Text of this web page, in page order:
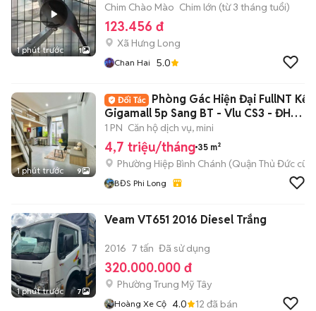
1 phút trước 1
Chim Chào Mào Chim lớn (từ 3 tháng tuổi)
123.456 đ
Xã Hưng Long
Chan Hai 5.0
1 phút trước 9
Phòng Gác Hiện Đại FullNT Kế
Gigamall 5p Sang BT - Vlu CS3 - ĐH
Luật
1 PN Căn hộ dịch vụ, mini
4,7 triệu/tháng 35 m²
Phường Hiệp Bình Chánh (Quận Thủ Đức cũ)
BĐS Phi Long
1 phút trước 7
Veam VT651 2016 Diesel Trắng
2016 7 tấn Đã sử dụng
320.000.000 đ
Phường Trung Mỹ Tây
Hoàng Xe Cộ 4.0 12 đã bán